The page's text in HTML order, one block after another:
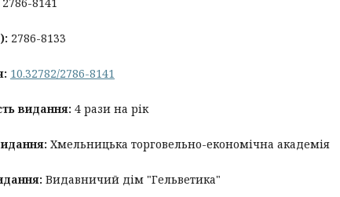
2786-8133
10.32782/2786-8141
видання: 4 рази на рік
Хмельницька торговельно-економічна академія
Видавничий дім "Гельветика"